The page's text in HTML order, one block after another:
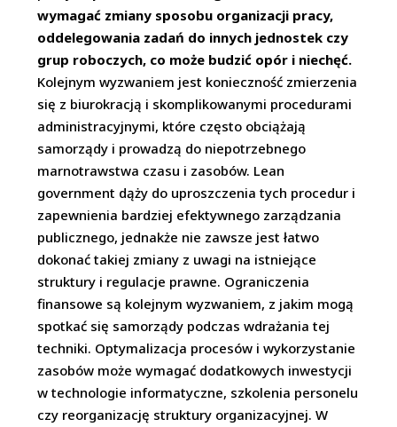
wymagać zmiany sposobu organizacji pracy,
oddelegowania zadań do innych jednostek czy
grup roboczych, co może budzić opór i niechęć.
Kolejnym wyzwaniem jest konieczność zmierzenia
się z biurokracją i skomplikowanymi procedurami
administracyjnymi, które często obciążają
samorządy i prowadzą do niepotrzebnego
marnotrawstwa czasu i zasobów. Lean
government dąży do uproszczenia tych procedur i
zapewnienia bardziej efektywnego zarządzania
publicznego, jednakże nie zawsze jest łatwo
dokonać takiej zmiany z uwagi na istniejące
struktury i regulacje prawne. Ograniczenia
finansowe są kolejnym wyzwaniem, z jakim mogą
spotkać się samorządy podczas wdrażania tej
techniki. Optymalizacja procesów i wykorzystanie
zasobów może wymagać dodatkowych inwestycji
w technologie informatyczne, szkolenia personelu
czy reorganizację struktury organizacyjnej. W